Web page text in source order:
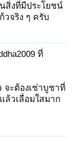
สิ่งที่มีประโยชน์
จริง ๆ ครับ
ที่
จะต้องเช่าบูชาที่
ล้วเลื่อมใสมาก